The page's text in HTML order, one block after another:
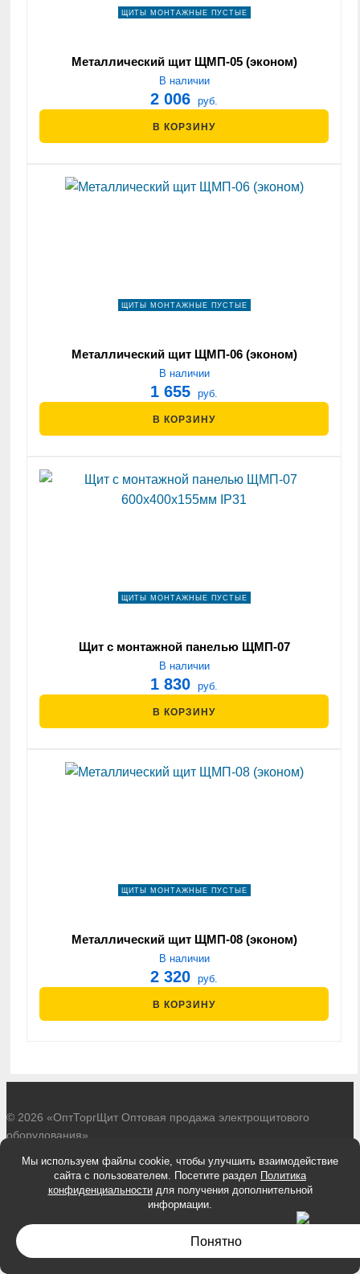
ЩИТЫ МОНТАЖНЫЕ ПУСТЫЕ
Металлический щит ЩМП-05 (эконом)
В наличии
2 006 руб.
В КОРЗИНУ
ЩИТЫ МОНТАЖНЫЕ ПУСТЫЕ
Металлический щит ЩМП-06 (эконом)
В наличии
1 655 руб.
В КОРЗИНУ
ЩИТЫ МОНТАЖНЫЕ ПУСТЫЕ
Щит с монтажной панелью ЩМП-07
600х400х155мм IP31
В наличии
1 830 руб.
В КОРЗИНУ
ЩИТЫ МОНТАЖНЫЕ ПУСТЫЕ
Металлический щит ЩМП-08 (эконом)
В наличии
2 320 руб.
В КОРЗИНУ
© 2026 «ОптТоргЩит Оптовая продажа электрощитового
оборудования»
Политика обработки персональных данных
Согласие на обработку персональных данных
Информация, представленная на сайте, не является публичной
офертой.
Мы используем файлы cookie, чтобы улучшить взаимодействие
сайта с пользователем. Посетите раздел Политика
конфиденциальностидля получения дополнительной
информации.
Понятно